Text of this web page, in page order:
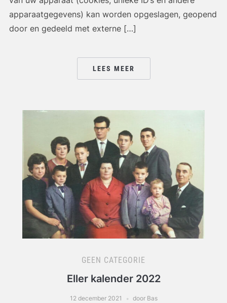
apparaatgegevens) kan worden opgeslagen, geopend
door en gedeeld met externe […]
LEES MEER
GEEN CATEGORIE
Eller kalender 2022
12 december 2021 door Bas